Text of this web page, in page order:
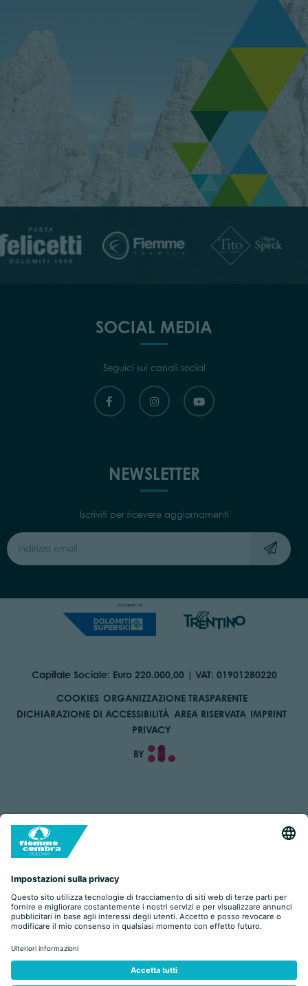
SOCIAL MEDIA
Seguici sui canali social
NEWSLETTER
Iscriviti per ricevere aggiornamenti
Capitale Sociale: Euro 220.000,00 | VAT: 01901280220
COOKIES ORGANIZZAZIONE TRASPARENTE
DICHIARAZIONE DI ACCESSIBILITÀ AREA RISERVATA IMPRINT
PRIVACY
BY